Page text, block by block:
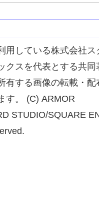
用している株式会社ス
クスを代表とする共同
有する画像の転載・配
す。 (C) ARMOR
STUDIO/SQUARE